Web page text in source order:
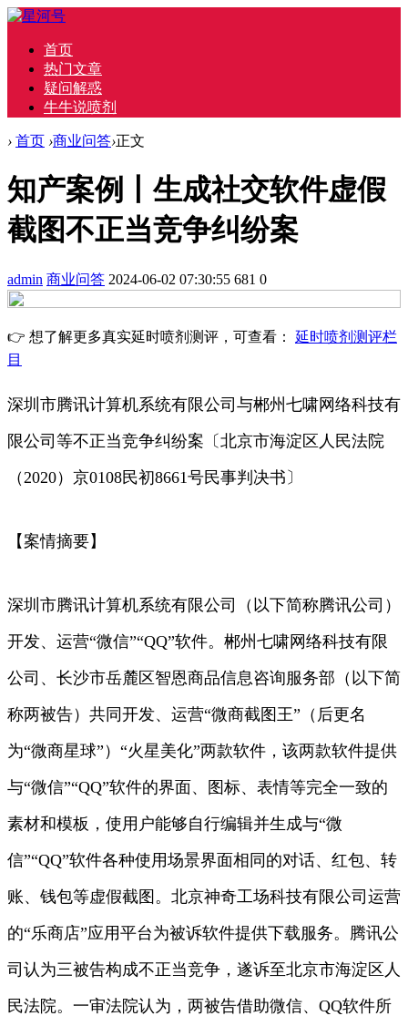
首页
热门文章
疑问解惑
牛牛说喷剂
› 首页 ›商业问答›正文
知产案例丨生成社交软件虚假
截图不正当竞争纠纷案
admin 商业问答 2024-06-02 07:30:55 681 0
👉 想了解更多真实延时喷剂测评，可查看： 延时喷剂测评栏
目
深圳市腾讯计算机系统有限公司与郴州七啸网络科技有
限公司等不正当竞争纠纷案〔北京市海淀区人民法院
（2020）京0108民初8661号民事判决书〕
【案情摘要】
深圳市腾讯计算机系统有限公司（以下简称腾讯公司）
开发、运营“微信”“QQ”软件。郴州七啸网络科技有限
公司、长沙市岳麓区智恩商品信息咨询服务部（以下简
称两被告）共同开发、运营“微商截图王”（后更名
为“微商星球”）“火星美化”两款软件，该两款软件提供
与“微信”“QQ”软件的界面、图标、表情等完全一致的
素材和模板，使用户能够自行编辑并生成与“微
信”“QQ”软件各种使用场景界面相同的对话、红包、转
账、钱包等虚假截图。北京神奇工场科技有限公司运营
的“乐商店”应用平台为被诉软件提供下载服务。腾讯公
司认为三被告构成不正当竞争，遂诉至北京市海淀区人
民法院。一审法院认为，两被告借助微信、QQ软件所